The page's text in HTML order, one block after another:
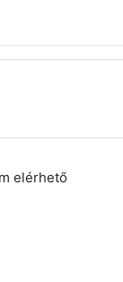
elérhető